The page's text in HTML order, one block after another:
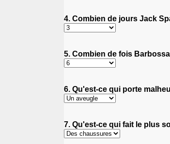
4. Combien de jours Jack
5. Combien de fois
6. Qu'est-ce qui porte
7. Qu'est-ce qui fait le plus